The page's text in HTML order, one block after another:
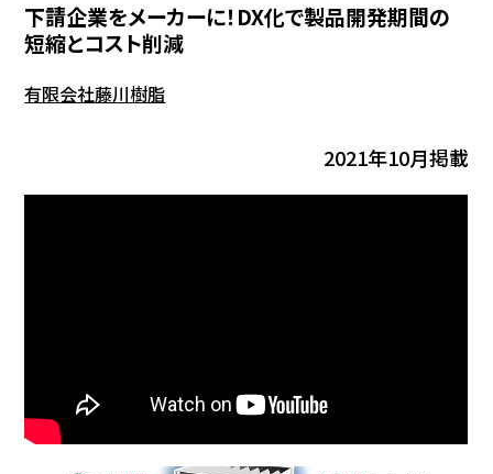
下請企業をメーカーに！DX化で製品開発期間の
短縮とコスト削減
有限会社藤川樹脂
2021年10月掲載